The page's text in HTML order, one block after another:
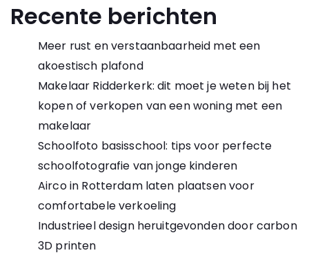
Recente berichten
Meer rust en verstaanbaarheid met een
akoestisch plafond
Makelaar Ridderkerk: dit moet je weten bij het
kopen of verkopen van een woning met een
makelaar
Schoolfoto basisschool: tips voor perfecte
schoolfotografie van jonge kinderen
Airco in Rotterdam laten plaatsen voor
comfortabele verkoeling
Industrieel design heruitgevonden door carbon
3D printen